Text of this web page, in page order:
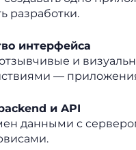
разработки.
интерфейса
и
—
и API
данными с